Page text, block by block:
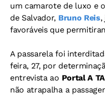
um camarote de luxo e
de Salvador, Bruno Reis,
favoráveis que
A passarela foi
feira, 27, por
entrevista ao Portal A
não atrapalha a